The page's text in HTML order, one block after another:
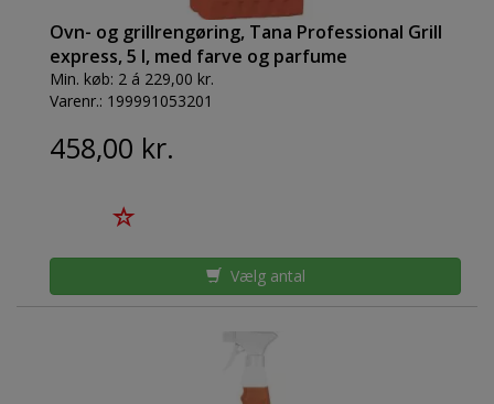
Ovn- og grillrengøring, Tana Professional Grill
express, 5 l, med farve og parfume
Min. køb: 2 á 229,00 kr.
Varenr.: 199991053201
458,00 kr.
Vælg antal